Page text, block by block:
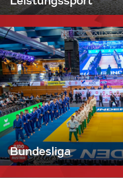
Bundesliga